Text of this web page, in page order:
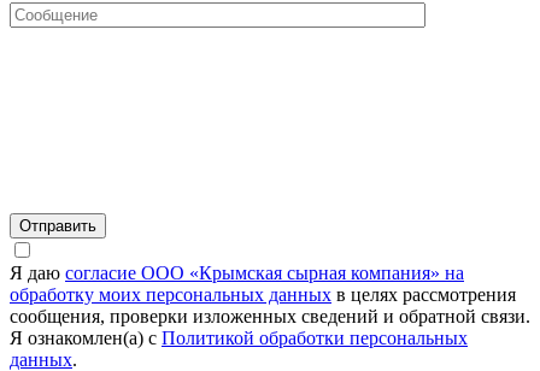
Я даю согласие ООО «Крымская сырная компания» на
обработку моих персональных данных в целях рассмотрения
сообщения, проверки изложенных сведений и обратной связи.
Я ознакомлен(а) с Политикой обработки персональных
данных.